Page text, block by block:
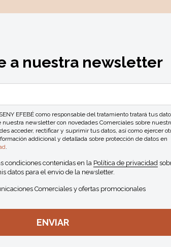
a nuestra newsletter
EFEBÉ como responsable del tratamiento tratará tus
newsletter con novedades Comerciales sobre
acceder, rectificar y suprimir tus datos, así como ejercer
addicional y detallada sobre protección de datos en
condiciones contenidas en la Política de privacidad
datos para el envio de la newsletter.
Comerciales y ofertas promocionales